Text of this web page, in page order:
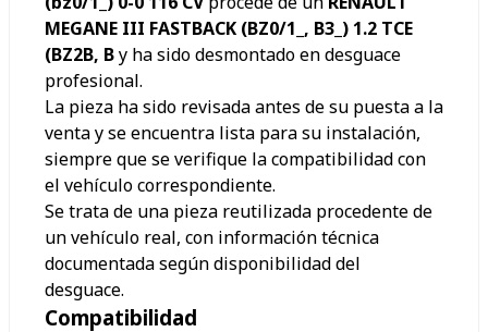
MEGANE III FASTBACK (BZ0/1_, B3_) 1.2 TCE
(BZ2B, By ha sido desmontado en desguace
profesional.
La pieza ha sido revisada antes de su puesta a la
venta y se encuentra lista para su instalación,
siempre que se verifique la compatibilidad con
el vehículo correspondiente.
Se trata de una pieza reutilizada procedente de
un vehículo real, con información técnica
documentada según disponibilidad del
desguace.
Compatibilidad